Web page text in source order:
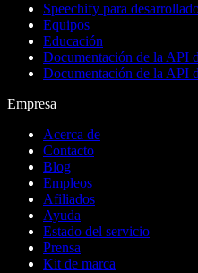
Speechify para
Equipos
Educación
Documentación de la API
Documentación de la API
Empresa
Acerca de
Contacto
Blog
Empleos
Afiliados
Ayuda
Estado del servicio
Prensa
Kit de marca